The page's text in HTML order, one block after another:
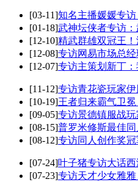
[03-11]知名主播媛媛专
[01-18]武神坛侠者专访
[12-10]精武群雄双冠王
[12-08]专访网易市场总
[12-07]专访主策划新丁
[11-12]专访青花瓷玩家
[10-19]王者归来霸气卫
[09-05]专访景德镇服战
[08-15]普罗米修斯最佳
[08-12]专访同人创作奖
[07-24]叶子猪专访大话
[07-23]专访天才少女雅